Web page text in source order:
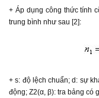
+ Áp dụng công thức tính
trung bình như sau [2]:
+ s: độ lệch chuẩn; d: sự
động; Z2(α, β): tra bảng có